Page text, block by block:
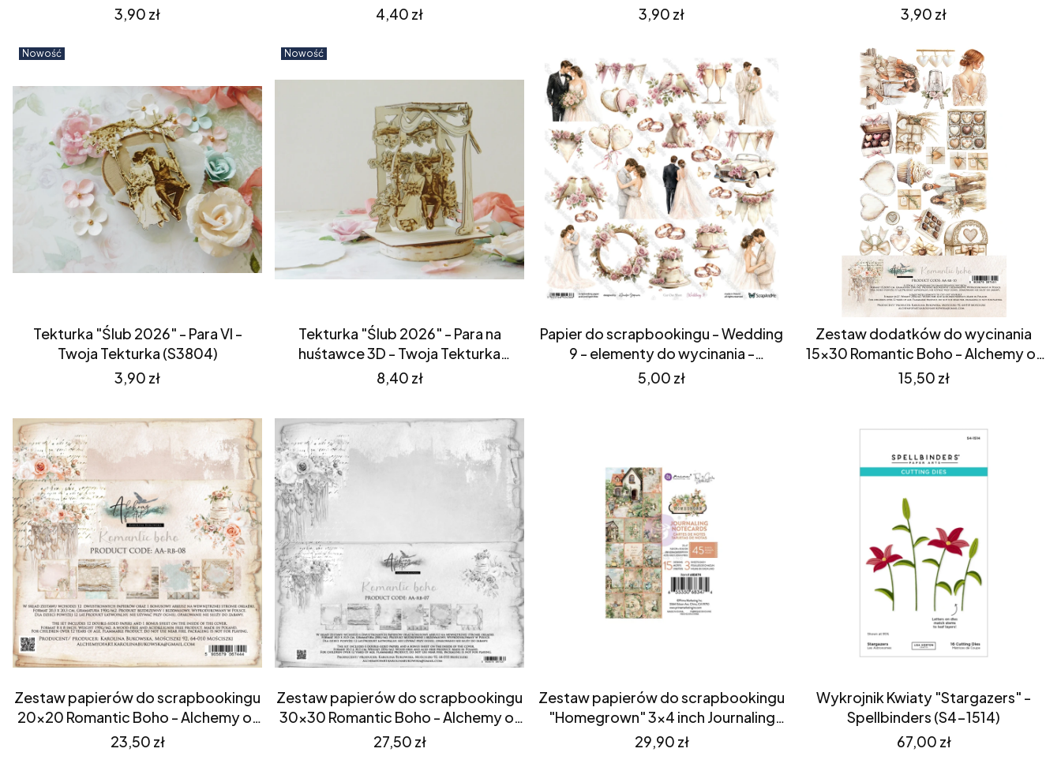
Cena
3,90 zł
Cena
4,40 zł
Cena
3,90 zł
Cena
3,90 zł
Nowość
Tekturka "Ślub 2026" - Para VI -
Twoja Tekturka (S3804)
Cena
3,90 zł
Nowość
Tekturka "Ślub 2026" - Para na
huśtawce 3D - Twoja Tekturka
(S3809)
Cena
8,40 zł
Papier do scrapbookingu - Wedding
9 - elementy do wycinania -
ScrapAndMe
Cena
5,00 zł
Zestaw dodatków do wycinania
15x30 Romantic Boho - Alchemy of
Art (AA-RB-10)
Cena
15,50 zł
Zestaw papierów do scrapbookingu
20x20 Romantic Boho - Alchemy of
Art (AA-RB-08)
Cena
23,50 zł
Zestaw papierów do scrapbookingu
30x30 Romantic Boho - Alchemy of
Art (AA-RB-07)
Cena
27,50 zł
Zestaw papierów do scrapbookingu
"Homegrown" 3x4 inch Journaling
Notecards - Prima Marketing
Cena
29,90 zł
Wykrojnik Kwiaty "Stargazers" -
Spellbinders (S4-1514)
Cena
67,00 zł